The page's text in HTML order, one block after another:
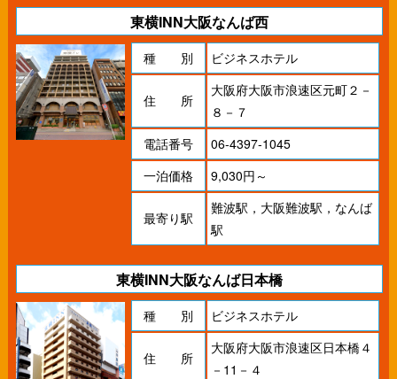
東横INN大阪なんば西
種 別 ビジネスホテル
住 所
大阪府大阪市浪速区元町２－
８－７
電話番号
06-4397-1045
一泊価格
9,030円～
最寄り駅
難波駅，大阪難波駅，なんば
駅
東横INN大阪なんば日本橋
種 別 ビジネスホテル
住 所
大阪府大阪市浪速区日本橋４
－11－４